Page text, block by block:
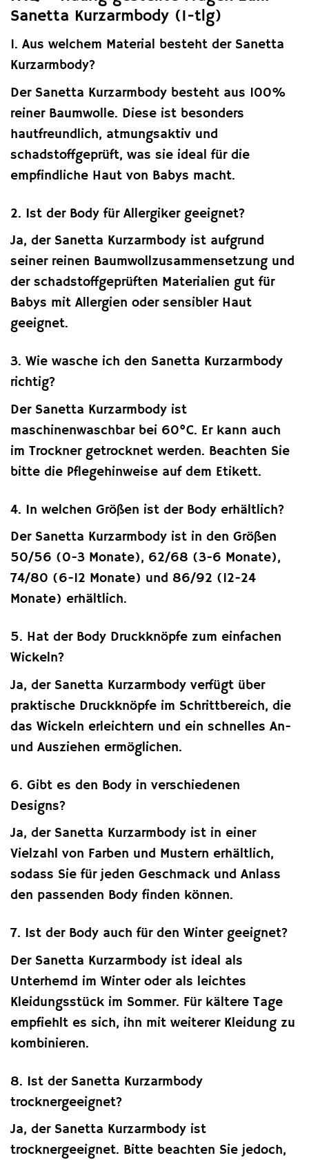
Sanetta Kurzarmbody (1-tlg)
1. Aus welchem Material besteht der Sanetta
Kurzarmbody?
Der Sanetta Kurzarmbody besteht aus 100%
reiner Baumwolle. Diese ist besonders
hautfreundlich, atmungsaktiv und
schadstoffgeprüft, was sie ideal für die
empfindliche Haut von Babys macht.
2. Ist der Body für Allergiker geeignet?
Ja, der Sanetta Kurzarmbody ist aufgrund
seiner reinen Baumwollzusammensetzung und
der schadstoffgeprüften Materialien gut für
Babys mit Allergien oder sensibler Haut
geeignet.
3. Wie wasche ich den Sanetta Kurzarmbody
richtig?
Der Sanetta Kurzarmbody ist
maschinenwaschbar bei 60°C. Er kann auch
im Trockner getrocknet werden. Beachten Sie
bitte die Pflegehinweise auf dem Etikett.
4. In welchen Größen ist der Body erhältlich?
Der Sanetta Kurzarmbody ist in den Größen
50/56 (0-3 Monate), 62/68 (3-6 Monate),
74/80 (6-12 Monate) und 86/92 (12-24
Monate) erhältlich.
5. Hat der Body Druckknöpfe zum einfachen
Wickeln?
Ja, der Sanetta Kurzarmbody verfügt über
praktische Druckknöpfe im Schrittbereich, die
das Wickeln erleichtern und ein schnelles An-
und Ausziehen ermöglichen.
6. Gibt es den Body in verschiedenen
Designs?
Ja, der Sanetta Kurzarmbody ist in einer
Vielzahl von Farben und Mustern erhältlich,
sodass Sie für jeden Geschmack und Anlass
den passenden Body finden können.
7. Ist der Body auch für den Winter geeignet?
Der Sanetta Kurzarmbody ist ideal als
Unterhemd im Winter oder als leichtes
Kleidungsstück im Sommer. Für kältere Tage
empfiehlt es sich, ihn mit weiterer Kleidung zu
kombinieren.
8. Ist der Sanetta Kurzarmbody
trocknergeeignet?
Ja, der Sanetta Kurzarmbody ist
trocknergeeignet. Bitte beachten Sie jedoch,